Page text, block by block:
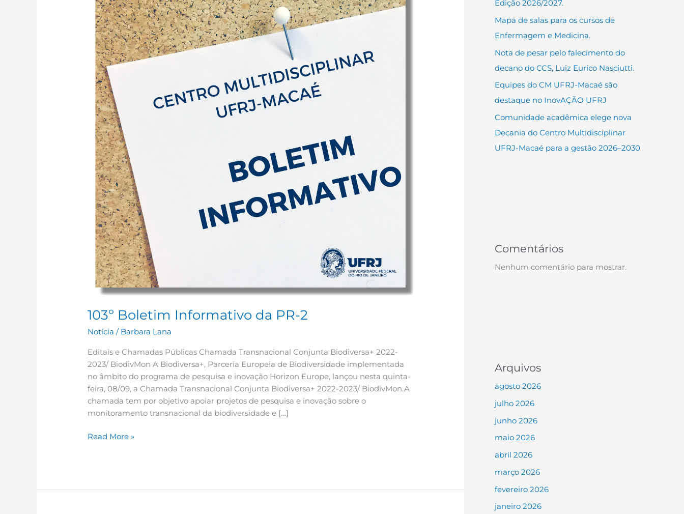
103º Boletim Informativo da PR-2
Notícia / Barbara Lana
Editais e Chamadas Públicas Chamada Transnacional Conjunta Biodiversa+ 2022-
2023/ BiodivMon A Biodiversa+, Parceria Europeia de Biodiversidade implementada
no âmbito do programa de pesquisa e inovação Horizon Europe, lançou nesta quinta-
feira, 08/09, a Chamada Transnacional Conjunta Biodiversa+ 2022-2023/ BiodivMon.A
chamada tem por objetivo apoiar projetos de pesquisa e inovação sobre o
monitoramento transnacional da biodiversidade e […]
da
PR-
Read More »
Edição 2026/2027.
Mapa de salas para os cursos de
Enfermagem e Medicina.
Nota de pesar pelo falecimento do
decano do CCS, Luiz Eurico Nasciutti.
Equipes do CM UFRJ-Macaé são
destaque no InovAÇÃO UFRJ
Comunidade acadêmica elege nova
Decania do Centro Multidisciplinar
UFRJ-Macaé para a gestão 2026–2030
Comentários
Nenhum comentário para mostrar.
Arquivos
agosto 2026
julho 2026
junho 2026
maio 2026
abril 2026
março 2026
fevereiro 2026
janeiro 2026